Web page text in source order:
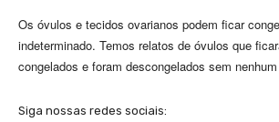
Os óvulos e tecidos ovarianos podem ficar
indeterminado. Temos relatos de óvulos que
congelados e foram descongelados sem
Siga nossas redes sociais: